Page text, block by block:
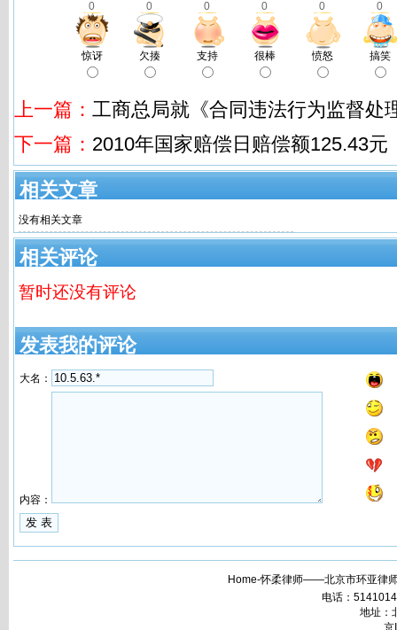
0 0 0 0 0 0
惊讶 欠揍 支持 很棒 愤怒 搞笑
上一篇： 工商总局就《合同违法行为监督处
下一篇： 2010年国家赔偿日赔偿额125.43元
相关文章
没有相关文章
相关评论
暂时还没有评论
发表我的评论
大名：
内容：
Home-怀柔律师——北京市环亚律
电话：
地址：
京